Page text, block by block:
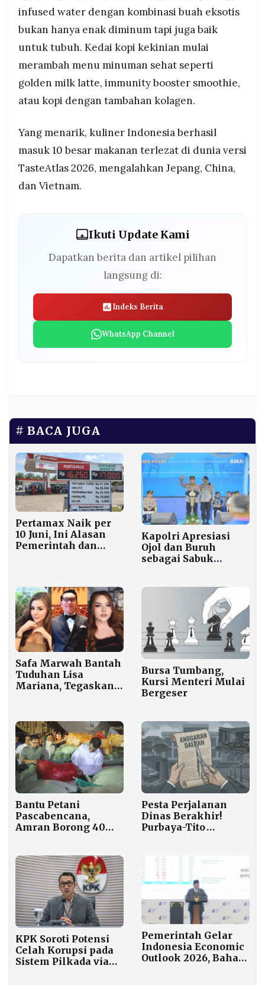
infused water dengan kombinasi buah eksotis
bukan hanya enak diminum tapi juga baik
untuk tubuh. Kedai kopi kekinian mulai
merambah menu minuman sehat seperti
golden milk latte, immunity booster smoothie,
atau kopi dengan tambahan kolagen.
Yang menarik, kuliner Indonesia berhasil
masuk 10 besar makanan terlezat di dunia versi
TasteAtlas 2026, mengalahkan Jepang, China,
dan Vietnam.
Ikuti Update Kami
Dapatkan berita dan artikel pilihan
langsung di:
Indeks Berita
WhatsApp Channel
BACA JUGA
Pertamax Naik per
10 Juni, Ini Alasan
Pemerintah dan
Kapolri Apresiasi
Ojol dan Buruh
sebagai Sabuk
Safa Marwah Bantah
Tuduhan Lisa
Mariana, Tegaskan
Kamil
Bursa Tumbang,
Kursi Menteri Mulai
Bergeser
Bantu Petani
Pascabencana,
Amran Borong 40
Hercules
Pesta Perjalanan
Dinas Berakhir!
Purbaya-Tito
Pemda demi MBG
KPK Soroti Potensi
Celah Korupsi pada
Sistem Pilkada via
Pemerintah Gelar
Indonesia Economic
Outlook 2026, Bahas